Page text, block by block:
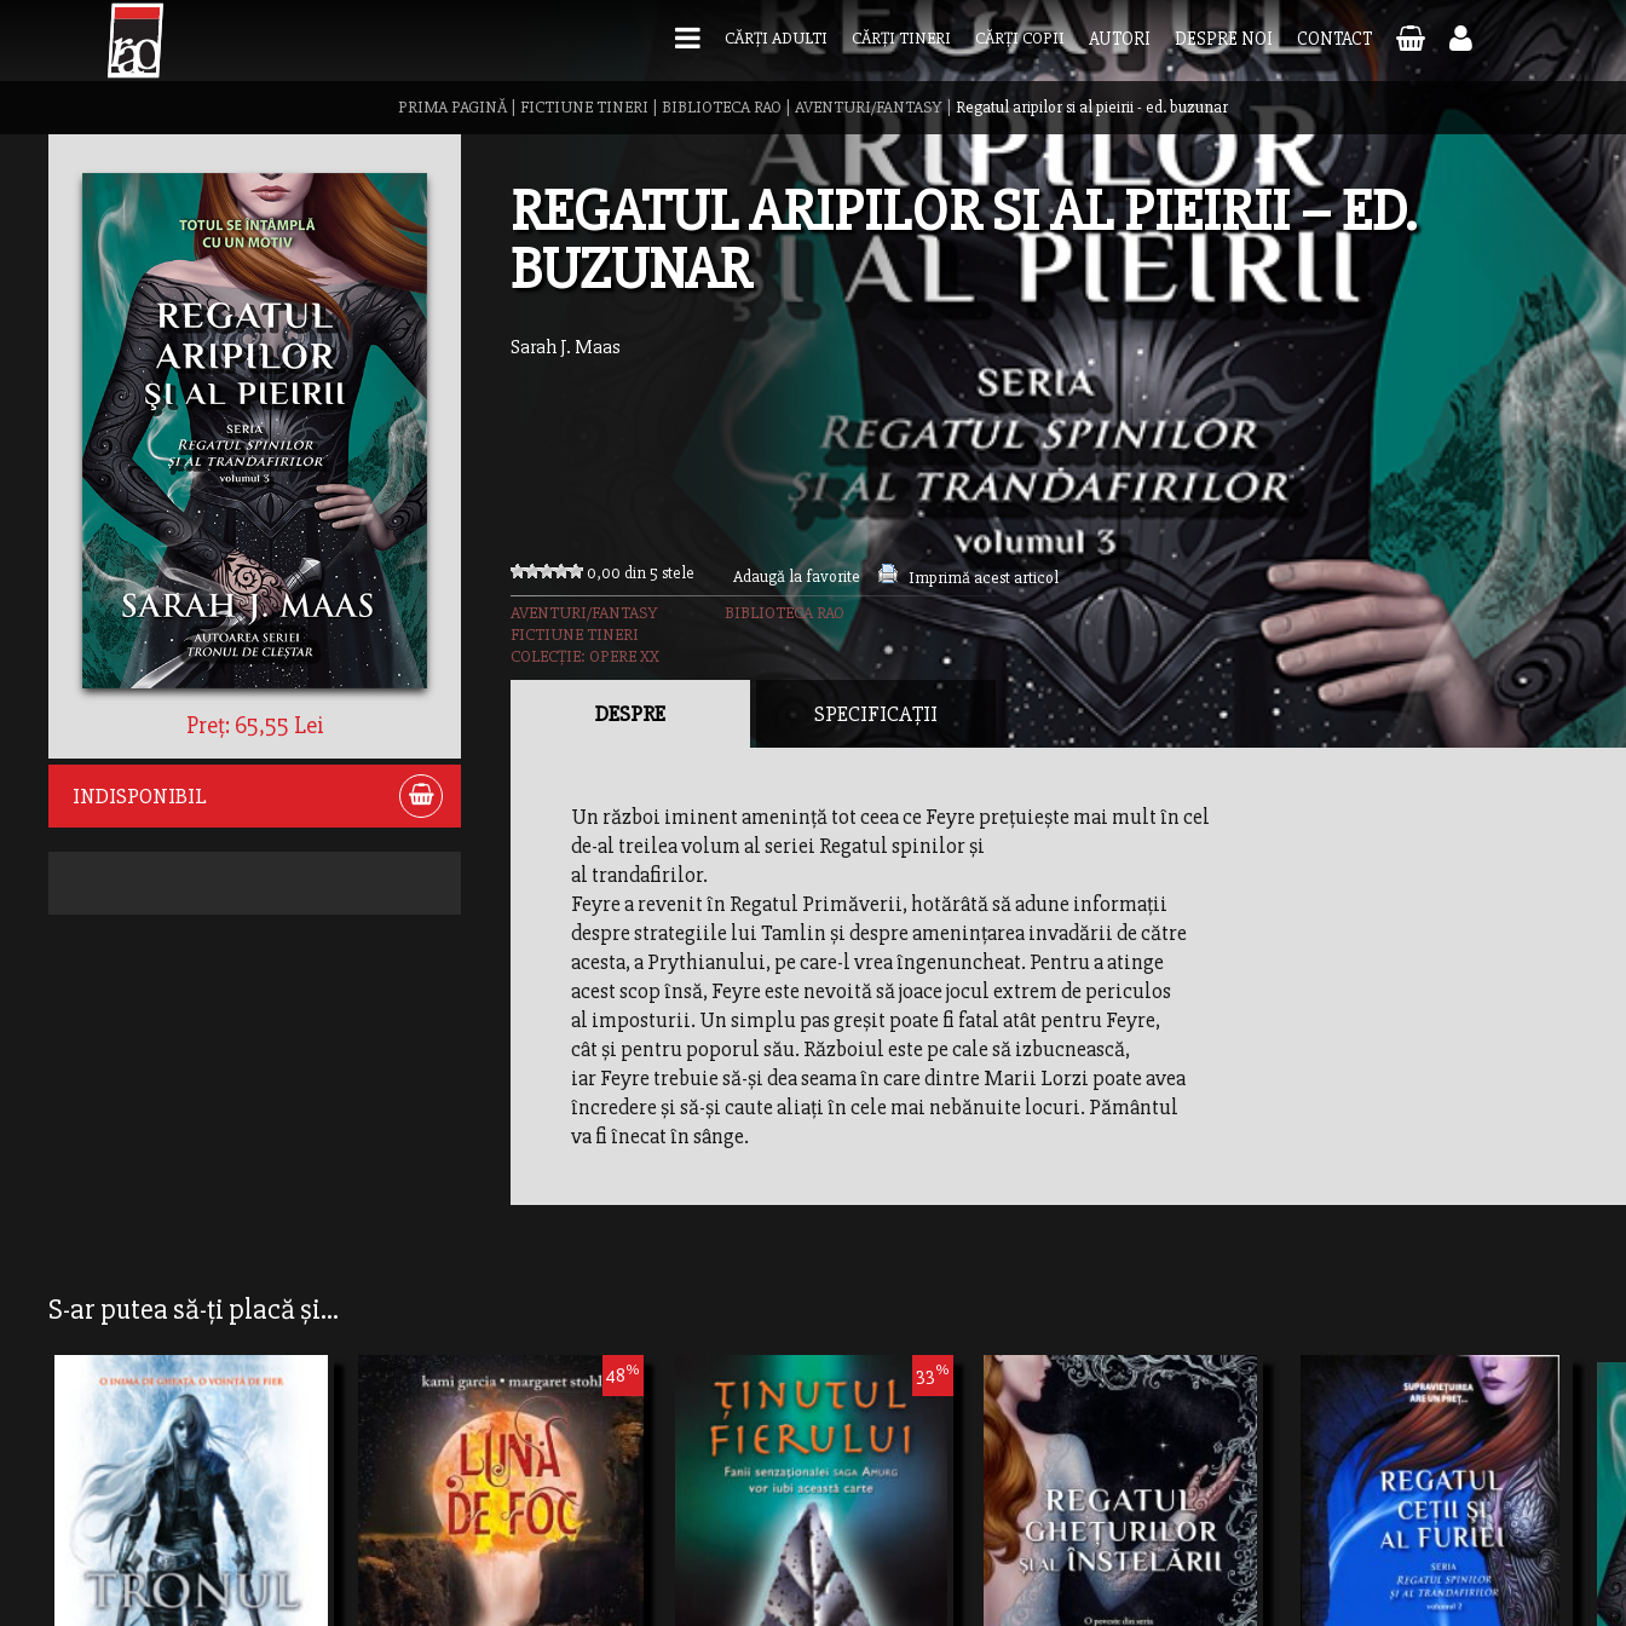
CĂRȚI ADULTI CĂRȚI TINERI CĂRȚI COPII AUTORI DESPRE NOI CONTACT
PRIMA PAGINĂ| FICTIUNE TINERI BIBLIOTECA RAO AVENTURI/FANTASY| Regatul aripilor si al pieirii - ed. buzunar
Preț: 65,55 Lei
INDISPONIBIL
REGATUL ARIPILOR SI AL PIEIRII – ED.
BUZUNAR
Sarah J. Maas
0,00 din 5 stele Adaugă la favorite
Imprimă acest articol
AVENTURI/FANTASY
BIBLIOTECA RAO
FICTIUNE TINERI
COLECȚIE: OPERE XX
DESPRE SPECIFICAȚII
Un război iminent amenință tot ceea ce Feyre prețuiește mai mult în cel
de-al treilea volum al seriei Regatul spinilor și
al trandafirilor.
Feyre a revenit în Regatul Primăverii, hotărâtă să adune informații
despre strategiile lui Tamlin și despre amenințarea invadării de către
acesta, a Prythianului, pe care-l vrea îngenuncheat. Pentru a atinge
acest scop însă, Feyre este nevoită să joace jocul extrem de periculos
al imposturii. Un simplu pas greșit poate fi fatal atât pentru Feyre,
cât și pentru poporul său. Războiul este pe cale să izbucnească,
iar Feyre trebuie să-și dea seama în care dintre Marii Lorzi poate avea
încredere și să-și caute aliați în cele mai nebănuite locuri. Pământul
va fi înecat în sânge.
S-ar putea să-ți placă și...
Tocmai când începuseră să se obișnuiască
48%
În viaţă nu e niciodată uşor să-ţi găseşti
33%